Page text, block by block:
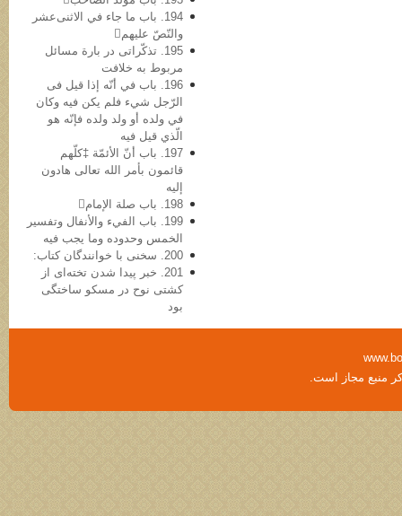
194. باب ما جاء في الاثنی‌عشر
والنّصّ علیهم
195. تذکّراتی در بارة مسائل
مربوط به خلافت
196. باب في أنّه إذا قیل فی
الرّجل شيء فلم یکن فیه وکان
في ولده أو ولد ولده فإنّه هو
الّذي قیل فیه
197. باب أنّ الأئمّة ‡کلّهم
قائمون بأمر الله تعالی هادون
إلیه
198. باب صلة الإمام
199. باب الفيء والأنفال وتفسیر
الخمس وحدوده وما یجب فیه
200. سخنی با خوانندگان کتاب:
201. خبر پیدا شدن تخته‌ای از
کشتی نوح در مسکو ساختگی
بود
منبع مجاز است.